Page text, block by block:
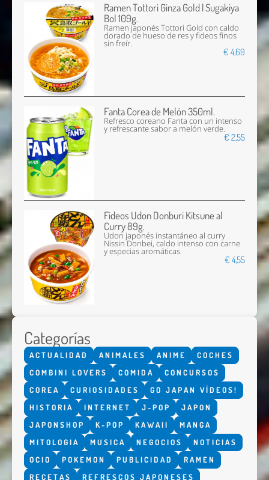
Ramen Tottori Ginza Gold | Sugakiya
Bol 109g.
Ramen japonés Tottori Gold con caldo
dorado de hueso de res y fideos finos
sin freír.
€ 4,69
Fanta Corea de Melón 350ml.
Refresco coreano Fanta con un intenso
y refrescante sabor a melón verde.
€ 2,55
Fideos Udon Donburi Kitsune al
Curry 89g.
Udon japonés instantáneo al curry
Nissin Donbei, caldo intenso con carne
y especias aromáticas.
€ 4,55
Categorías
ACTUALIDAD ANIMALES ANIME
COCHES
COMBINI LOVERS
COMIDA
CONCURSOS
COREA
CURIOSIDADES
GO JAPAN VÍDEOS!
HISTORIA
INTERNET J-POP
JAPON
JAPONSHOP
K-POP KAWAII
MANGA
MITOLOGIA
MUSICA NEGOCIOS
NOTICIAS
OCIO
POKEMON PUBLICIDAD
RAMEN
RECETAS
REFRESCOS JAPONESES